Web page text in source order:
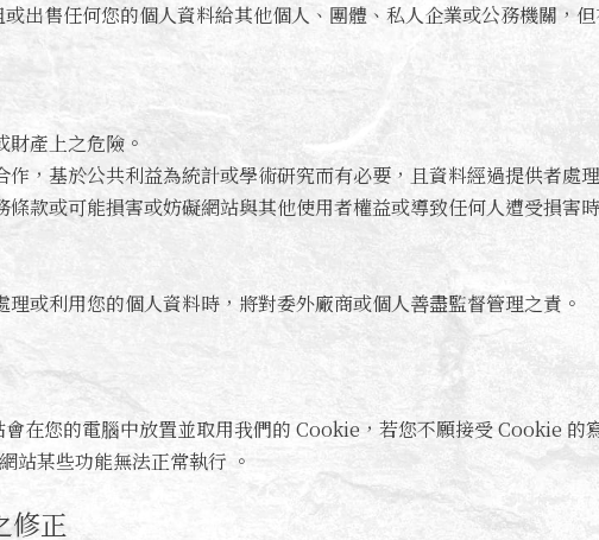
出售任何您的個人資料給其他個人、團體、私人企業或公務機關，
產上之危險。
作，基於公共利益為統計或學術研究而有必要，且資料經過提供者處
條款或可能損害或妨礙網站與其他使用者權益或導致任何人遭受損
或利用您的個人資料時，將對委外廠商或個人善盡監督管理之責。
在您的電腦中放置並取用我們的 Cookie，若您不願接受 Cookie
站某些功能無法正常執行 。
修正